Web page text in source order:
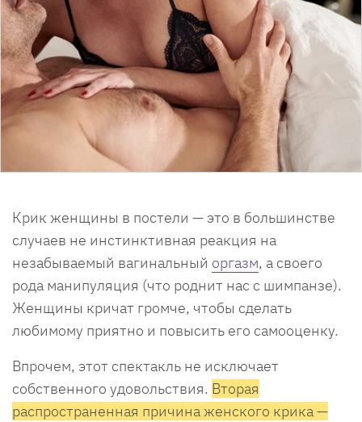
Крик женщины в постели — это в большинстве
случаев не инстинктивная реакция на
незабываемый вагинальный оргазм, а своего
рода манипуляция (что роднит нас с шимпанзе).
Женщины кричат громче, чтобы сделать
любимому приятно и повысить его самооценку.
Впрочем, этот спектакль не исключает
собственного удовольствия. Вторая
распространенная причина женского крика —